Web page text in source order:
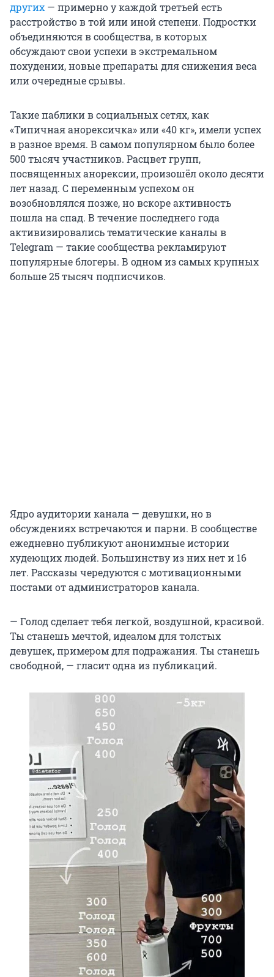
других — примерно у каждой третьей есть
расстройство в той или иной степени. Подростки
объединяются в сообщества, в которых
обсуждают свои успехи в экстремальном
похудении, новые препараты для снижения веса
или очередные срывы.
Такие паблики в социальных сетях, как
«Типичная анорексичка» или «40 кг», имели успех
в разное время. В самом популярном было более
500 тысяч участников. Расцвет групп,
посвященных анорексии, произошёл около десяти
лет назад. С переменным успехом он
возобновлялся позже, но вскоре активность
пошла на спад. В течение последнего года
активизировались тематические каналы в
Telegram — такие сообщества рекламируют
популярные блогеры. В одном из самых крупных
больше 25 тысяч подписчиков.
Ядро аудитории канала — девушки, но в
обсуждениях встречаются и парни. В сообществе
ежедневно публикуют анонимные истории
худеющих людей. Большинству из них нет и 16
лет. Рассказы чередуются с мотивационными
постами от администраторов канала.
— Голод сделает тебя легкой, воздушной, красивой.
Ты станешь мечтой, идеалом для толстых
девушек, примером для подражания. Ты станешь
свободной, — гласит одна из публикаций.